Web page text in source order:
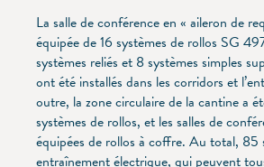
La salle de conférence en « aileron de
équipée de 16 systèmes de rollos SG
systèmes reliés et 8 systèmes simples
ont été installés dans les corridors et
outre, la zone circulaire de la cantine a
systèmes de rollos, et les salles de
équipées de rollos à coffre. Au total, 85
entraînement électrique, qui peuvent